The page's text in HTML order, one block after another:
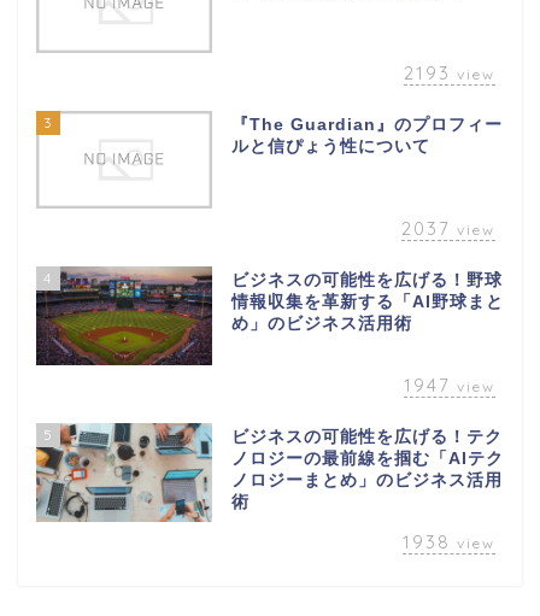
2193 view
3
『The Guardian』のプロフィー
ルと信ぴょう性について
2037 view
4
ビジネスの可能性を広げる！野球
情報収集を革新する「AI野球まと
め」のビジネス活用術
1947 view
5
ビジネスの可能性を広げる！テク
ノロジーの最前線を掴む「AIテク
ノロジーまとめ」のビジネス活用
術
1938 view